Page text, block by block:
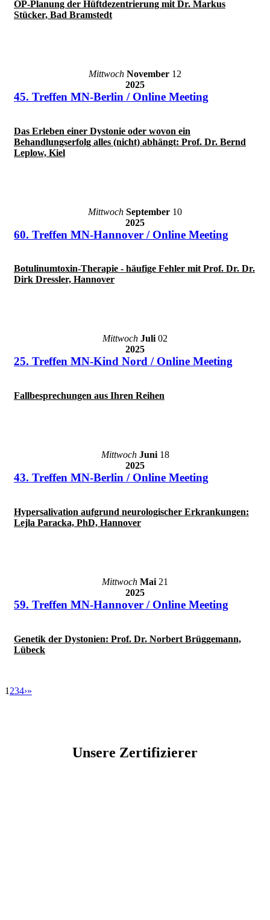
OP-Planung der Hüftdezentrierung mit Dr. Markus
Stücker, Bad Bramstedt
Mittwoch November 12
2025
45. Treffen MN-Berlin / Online Meeting
Das Erleben einer Dystonie oder wovon ein
Behandlungserfolg alles (nicht) abhängt: Prof. Dr. Bernd
Leplow, Kiel
Mittwoch September 10
2025
60. Treffen MN-Hannover / Online Meeting
Botulinumtoxin-Therapie - häufige Fehler mit Prof. Dr. Dr.
Dirk Dressler, Hannover
Mittwoch Juli 02
2025
25. Treffen MN-Kind Nord / Online Meeting
Fallbesprechungen aus Ihren Reihen
Mittwoch Juni 18
2025
43. Treffen MN-Berlin / Online Meeting
Hypersalivation aufgrund neurologischer Erkrankungen:
Lejla Paracka, PhD, Hannover
Mittwoch Mai 21
2025
59. Treffen MN-Hannover / Online Meeting
Genetik der Dystonien: Prof. Dr. Norbert Brüggemann,
Lübeck
1 234›»
Unsere Zertifizierer